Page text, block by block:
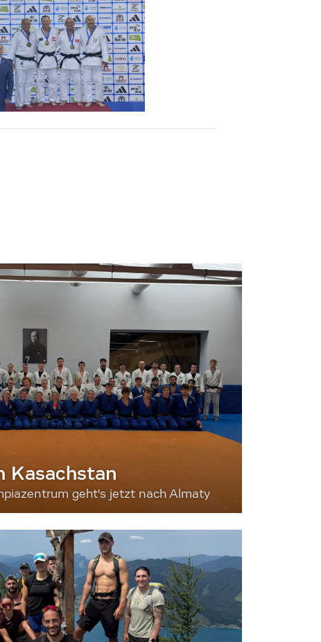
Kasachstan
geht's jetzt nach Almaty